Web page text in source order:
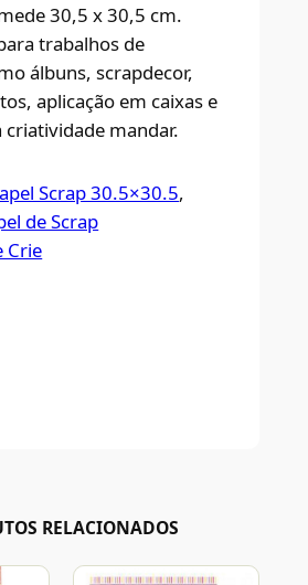
30,5 x 30,5 cm.
trabalhos de
álbuns, scrapdecor,
aplicação em caixas e
criatividade mandar.
Scrap 30.5×30.5
de Scrap
Crie
RELACIONADOS